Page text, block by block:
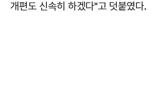
개편도 신속히 하겠다"고 덧붙였다.